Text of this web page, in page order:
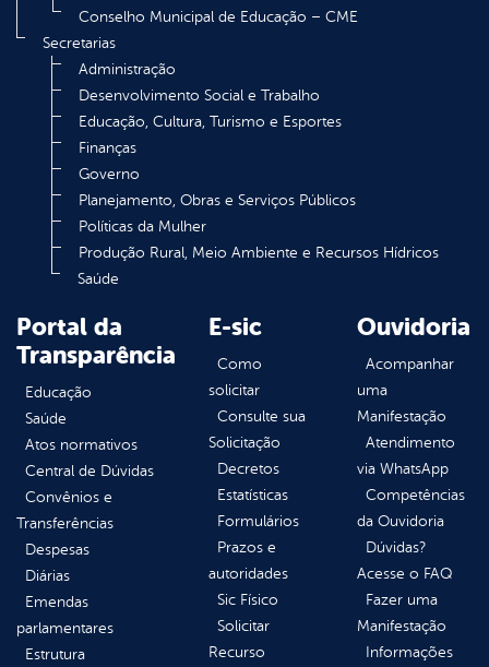
Conselho Municipal de Educação – CME
Secretarias
Administração
Desenvolvimento Social e Trabalho
Educação, Cultura, Turismo e Esportes
Finanças
Governo
Planejamento, Obras e Serviços Públicos
Políticas da Mulher
Produção Rural, Meio Ambiente e Recursos Hídricos
Saúde
Portal da
Transparência
Educação
Saúde
Atos normativos
Central de Dúvidas
Convênios e
Transferências
Despesas
Diárias
Emendas
parlamentares
Estrutura
E-sic
Como
solicitar
Consulte sua
Solicitação
Decretos
Estatísticas
Formulários
Prazos e
autoridades
Sic Físico
Solicitar
Recurso
Ouvidoria
Acompanhar
uma
Manifestação
Atendimento
via WhatsApp
Competências
da Ouvidoria
Dúvidas?
Acesse o FAQ
Fazer uma
Manifestação
Informações